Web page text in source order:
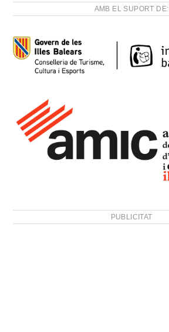
AMB EL SUPORT DE:
PUBLICITAT